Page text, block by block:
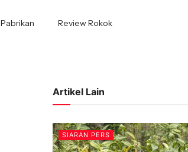
Pabrikan Review Rokok
Artikel Lain
SIARAN PERS